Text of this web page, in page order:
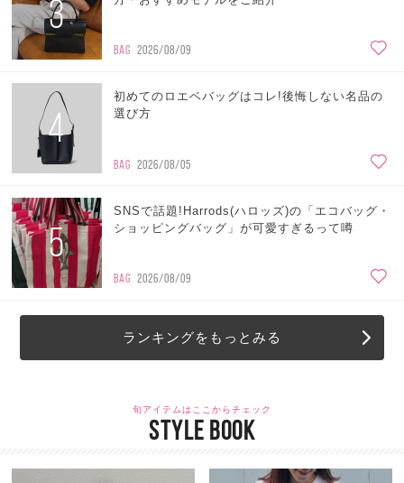
3
BAG 2026/08/09
4
初めてのロエベバッグはコレ!後悔しない名品の
選び方
BAG 2026/08/05
5
SNSで話題!Harrods(ハロッズ)の「エコバッグ・
ショッピングバッグ」が可愛すぎるって噂
BAG 2026/08/09
ランキングをもっとみる
旬アイテムはここからチェック
STYLE BOOK